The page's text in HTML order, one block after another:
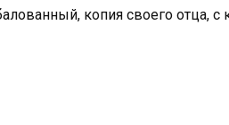
копия своего отца, с